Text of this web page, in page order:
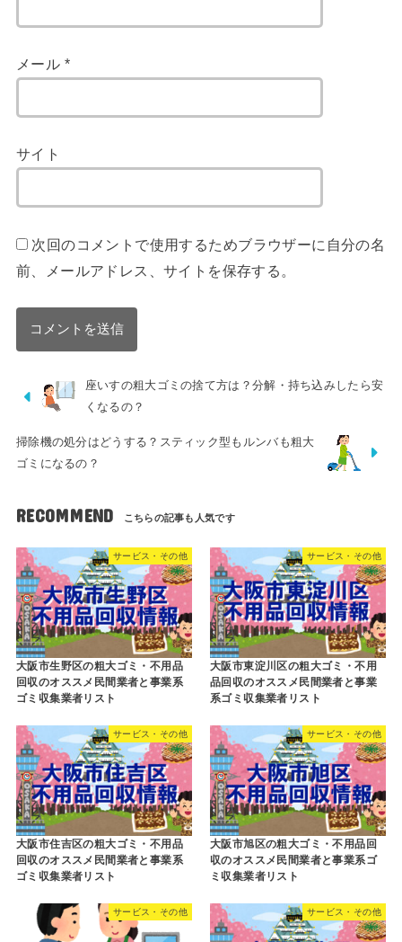
メール *
サイト
次回のコメントで使用するためブラウザーに自分の名
前、メールアドレス、サイトを保存する。
座いすの粗大ゴミの捨て方は？分解・持ち込みしたら安
くなるの？
掃除機の処分はどうする？スティック型もルンバも粗大
ゴミになるの？
RECOMMEND
サービス・その他
大阪市生野区の粗大ゴミ・不用品
回収のオススメ民間業者と事業系
ゴミ収集業者リスト
サービス・その他
大阪市東淀川区の粗大ゴミ・不用
品回収のオススメ民間業者と事業
系ゴミ収集業者リスト
サービス・その他
大阪市住吉区の粗大ゴミ・不用品
回収のオススメ民間業者と事業系
ゴミ収集業者リスト
サービス・その他
大阪市旭区の粗大ゴミ・不用品回
収のオススメ民間業者と事業系ゴ
ミ収集業者リスト
サービス・その他 サービス・その他